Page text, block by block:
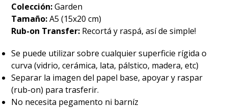
Colección:Garden
Tamaño:A5 (15x20 cm)
Rub-on Transfer: Recortá y raspá, así de simple!
Se puede utilizar sobre cualquier superficie rígida o
curva (vidrio, cerámica, lata, pálstico, madera, etc)
Separar la imagen del papel base, apoyar y raspar
(rub-on) para trasferir.
No necesita pegamento ni barníz